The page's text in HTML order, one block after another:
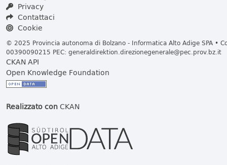
Privacy
Contattaci
Cookie
© 2025 Provincia autonoma di Bolzano - Informatica Alto Adige SPA •
00390090215 PEC: generaldirektion.direzionegenerale@pec.prov.bz.it
CKAN API
Open Knowledge Foundation
Realizzato conCKAN